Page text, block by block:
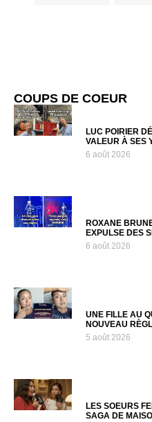
COUPS DE COEUR
LUC POIRIER
VALEUR À SES
6 août 2026
ROXANE
EXPULSE DES
6 août 2026
UNE FILLE AU
NOUVEAU
5 août 2026
LES SOEURS
SAGA DE